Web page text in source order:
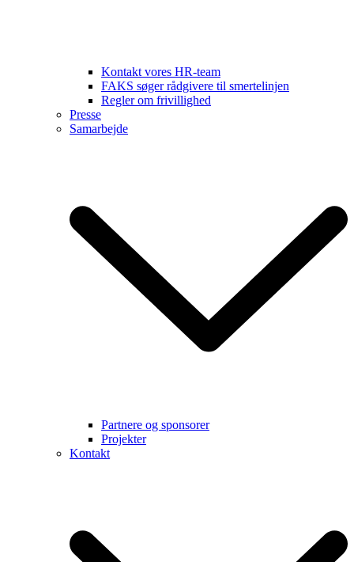
Kontakt vores HR-team
FAKS søger rådgivere til smertelinjen
Regler om frivillighed
Presse
Samarbejde
Partnere og sponsorer
Projekter
Kontakt